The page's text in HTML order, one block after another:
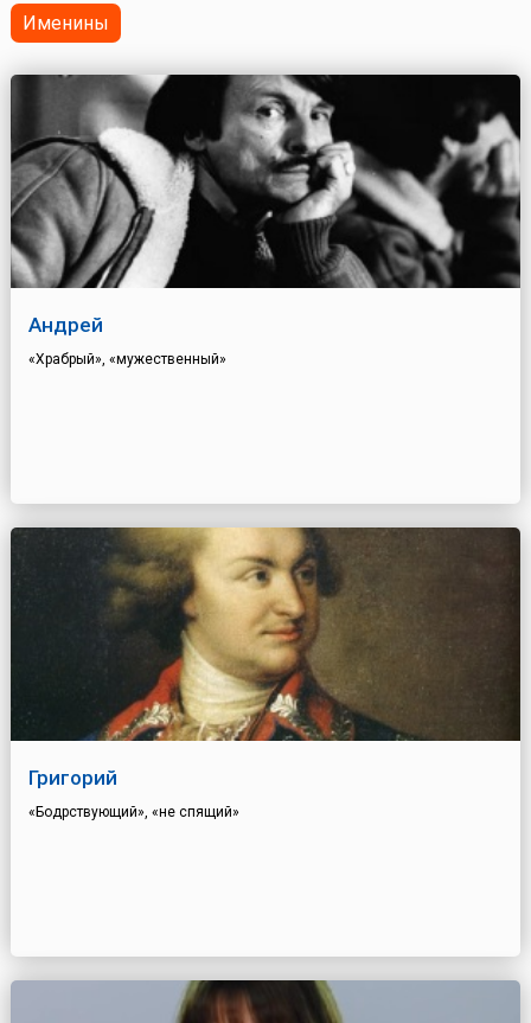
Именины
Андрей
«Храбрый», «мужественный»
Григорий
«Бодрствующий», «не спящий»